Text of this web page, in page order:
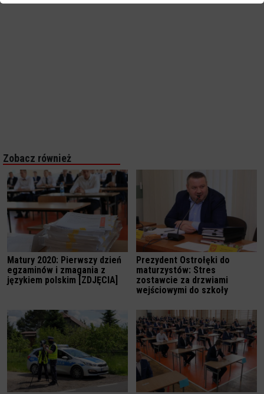
Zobacz również
Matury 2020: Pierwszy dzień
egzaminów i zmagania z
językiem polskim [ZDJĘCIA]
Prezydent Ostrołęki do
maturzystów: Stres
zostawcie za drzwiami
wejściowymi do szkoły